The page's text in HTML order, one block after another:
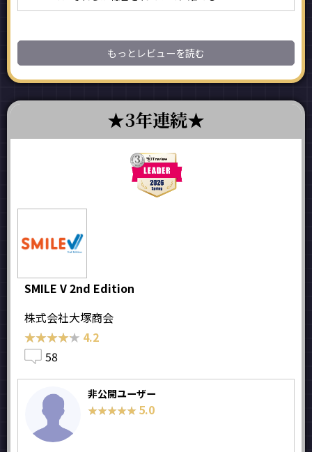
もっとレビューを読む
3年連続
SMILE V 2nd Edition
株式会社大塚商会
★★★★★
★★★★★ 4.2
58
非公開ユーザー
★★★★★
★★★★★ 5.0